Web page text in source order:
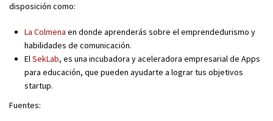
disposición como:
La Colmena en donde aprenderás sobre el emprendedurismo y
habilidades de comunicación.
ElSekLab, es una incubadora y aceleradora empresarial de Apps
para educación, que pueden ayudarte a lograr tus objetivos
startup.
Fuentes: